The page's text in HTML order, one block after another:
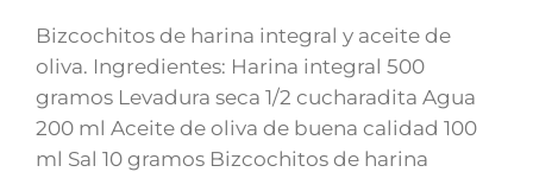
Bizcochitos de harina integral y aceite de
oliva. Ingredientes: Harina integral 500
gramos Levadura seca 1/2 cucharadita Agua
200 ml Aceite de oliva de buena calidad 100
ml Sal 10 gramos Bizcochitos de harina